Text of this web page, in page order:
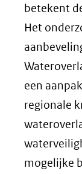
betekent
Het
een
regionale
mogelijke